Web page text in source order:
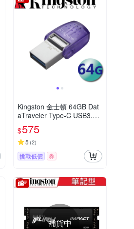
Kingston 金士頓 64GB Dat
aTraveler Type-C USB3.2
隨身碟 DTDUO3CG3/64GB
$575
5 (2)
挑戰低價 券
補貨中